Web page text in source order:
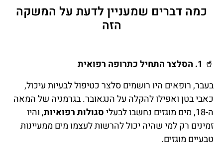
כמה דברים שמעניין לדעת על המשקה
הזה
🥤 1. הסלצר התחיל כתרופה רפואית
בעבר, רופאים היו רושמים סלצר כטיפול לבעיות עיכול,
כאבי בטן ואפילו להקלה על הנגאובר. בגרמניה של המאה
ה-18, מים מוגזים נחשבו לבעלי
סגולות רפואיות, והיו
זמינים רק למי שהיה יכול להרשות לעצמו מים ממעיינות
טבעיים מוגזים.